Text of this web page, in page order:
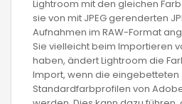
Lightroom mit den gleichen
sie von mit JPEG gerenderten
Aufnahmen im RAW-Format
Sie vielleicht beim Importieren
haben, ändert Lightroom die
Import, wenn die eingebetteten
Standardfarbprofilen von